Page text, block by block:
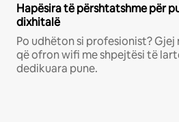
Hapësira të përshtatshme për
dixhitalë
Po udhëton si profesionist?
që ofron wifi me shpejtësi të
dedikuara pune.